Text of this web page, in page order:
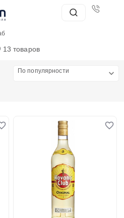
13 товаров
По популярности